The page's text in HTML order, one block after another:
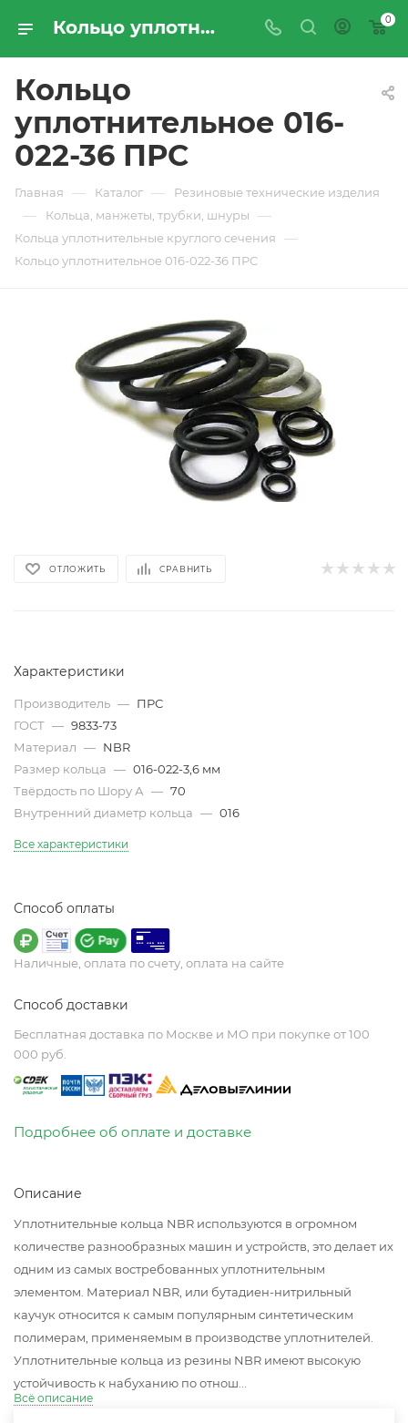
Кольцо уплотнительное 016-022-36 ПРС - купить по цене производителя с доставкой по Москве и России | ПРОМРЕСУРССЕРВИС 0
Кольцо
уплотнительное 016-
022-36 ПРС
Главная — Каталог — Резиновые технические изделия
— Кольца, манжеты, трубки, шнуры —
Кольца уплотнительные круглого сечения —
Кольцо уплотнительное 016-022-36 ПРС
ОТЛОЖИТЬ СРАВНИТЬ
Характеристики
Производитель — ПРС
ГОСТ — 9833-73
Материал — NBR
Размер кольца — 016-022-3,6 мм
Твёрдость по Шору А — 70
Внутренний диаметр кольца — 016
Все характеристики
Способ оплаты
Наличные, оплата по счету, оплата на сайте
Способ доставки
Бесплатная доставка по Москве и МО при покупке от 100
000 руб.
Подробнее об оплате и доставке
Описание
Уплотнительные кольца NBR используются в огромном
количестве разнообразных машин и устройств, это делает их
одним из самых востребованных уплотнительным
элементом. Материал NBR, или бутадиен-нитрильный
каучук относится к самым популярным синтетическим
полимерам, применяемым в производстве уплотнителей.
Уплотнительные кольца из резины NBR имеют высокую
устойчивость к набуханию по отнош...
Всё описание